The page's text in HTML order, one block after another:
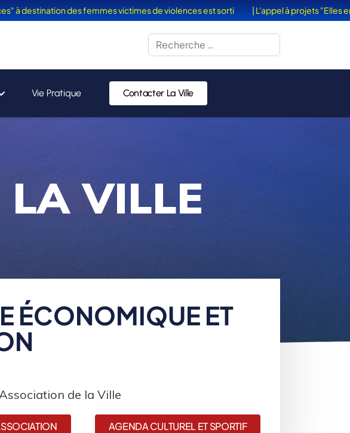
Rechercher
Vie Pratique Contacter La Ville
VILLE
ÉCONOMIQUE ET
de la Ville
AGENDA CULTUREL ET SPORTIF
des femmes victimes de violences est sorti | L'appel à projets "Elles en